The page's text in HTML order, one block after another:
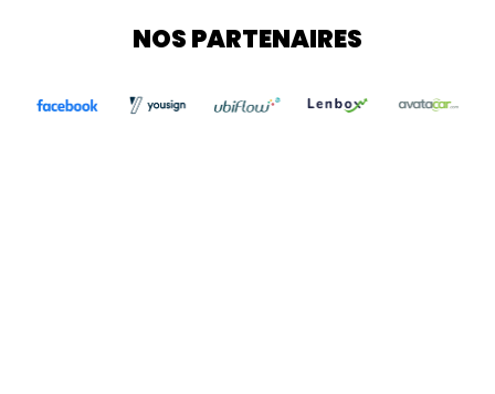
NOS PARTENAIRES